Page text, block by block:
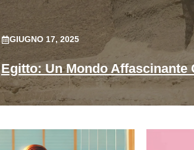
GIUGNO 17, 2025
Egitto: Un Mondo Affascinante